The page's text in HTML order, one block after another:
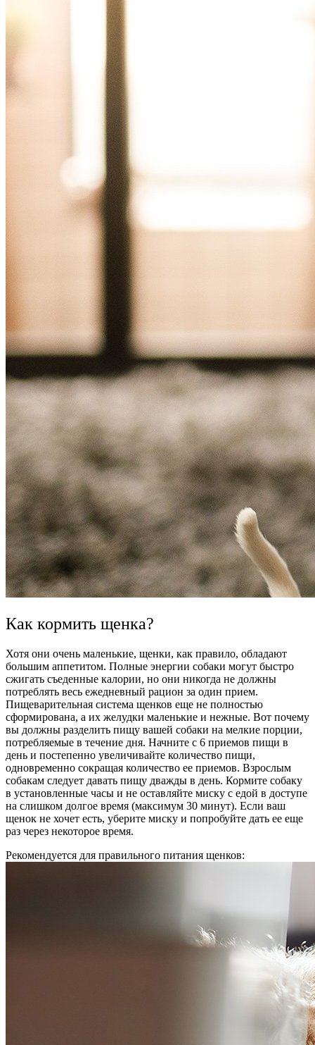
Как кормить щенка?
Хотя они очень маленькие, щенки, как правило, обладают
большим аппетитом. Полные энергии собаки могут быстро
сжигать съеденные калории, но они никогда не должны
потреблять весь ежедневный рацион за один прием.
Пищеварительная система щенков еще не полностью
сформирована, а их желудки маленькие и нежные. Вот почему
вы должны разделить пищу вашей собаки на мелкие порции,
потребляемые в течение дня. Начните с 6 приемов пищи в
день и постепенно увеличивайте количество пищи,
одновременно сокращая количество ее приемов. Взрослым
собакам следует давать пищу дважды в день. Кормите собаку
в установленные часы и не оставляйте миску с едой в доступе
на слишком долгое время (максимум 30 минут). Если ваш
щенок не хочет есть, уберите миску и попробуйте дать ее еще
раз через некоторое время.
Рекомендуется для правильного питания щенков: